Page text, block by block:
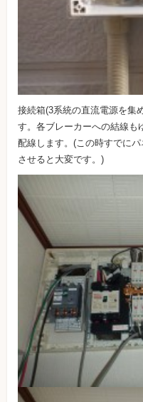
接続箱(3系統の直流電源を集
す。各ブレーカーへの結線も
配線します。(この時すでに
させると大変です。)